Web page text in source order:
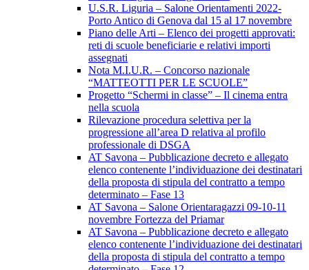
U.S.R. Liguria – Salone Orientamenti 2022-
Porto Antico di Genova dal 15 al 17 novembre
Piano delle Arti – Elenco dei progetti approvati:
reti di scuole beneficiarie e relativi importi
assegnati
Nota M.I.U.R. – Concorso nazionale
“MATTEOTTI PER LE SCUOLE”
Progetto “Schermi in classe” – Il cinema entra
nella scuola
Rilevazione procedura selettiva per la
progressione all’area D relativa al profilo
professionale di DSGA
AT Savona – Pubblicazione decreto e allegato
elenco contenente l’individuazione dei destinatari
della proposta di stipula del contratto a tempo
determinato – Fase 13
AT Savona – Salone Orientaragazzi 09-10-11
novembre Fortezza del Priamar
AT Savona – Pubblicazione decreto e allegato
elenco contenente l’individuazione dei destinatari
della proposta di stipula del contratto a tempo